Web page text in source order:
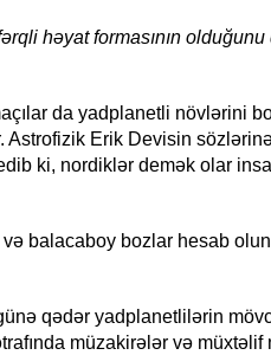
həyat formasının
da yadplanetli növlərini
Erik Devisin
ki, nordiklər demək olar
balacaboy bozlar hesab
qədər yadplanetlilərin
müzakirələr və